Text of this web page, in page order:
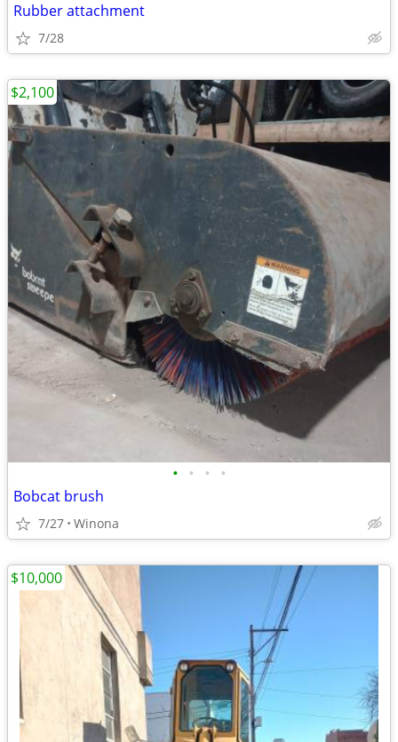
Rubber attachment
7/28
• • • •
Bobcat brush
7/27 Winona
$2,100
$10,000